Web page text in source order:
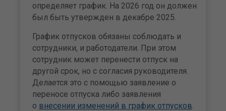
определяет график. На 2026 год он должен
был быть утвержден в декабре 2025.
График отпусков обязаны соблюдать и
сотрудники, и работодатели. При этом
сотрудник может перенести отпуск на
другой срок, но с согласия руководителя.
Делается это с помощью заявление о
переносе отпуска либо заявления
о внесении изменений в график отпусков